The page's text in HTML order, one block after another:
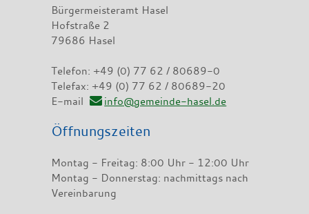
Bürgermeisteramt Hasel
Hofstraße 2
79686 Hasel
Telefon: +49 (0) 77 62 / 80689-0
Telefax: +49 (0) 77 62 / 80689-20
E-mail
info@gemeinde-hasel.de
Öffnungszeiten
Montag - Freitag: 8:00 Uhr - 12:00 Uhr
Montag - Donnerstag: nachmittags nach
Vereinbarung